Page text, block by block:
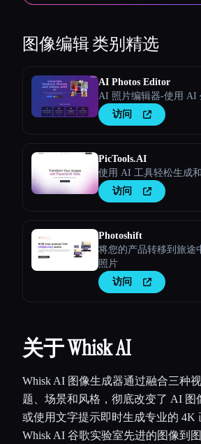
图像编辑类别精选
AI Photos Editor
AI 照片编辑器-使用 AI
访问
PicTools.AI
使用 AI 工具轻松生成
访问
Photoshift
将您的产品转移到旅途
照片
访问
关于 Whisk AI
Whisk AI 图像生成器通过融合三
题、场景和风格，彻底改变了 AI 图
或使用文字提示即时生成专业的 4K
Whisk AI 谷歌实验室先进的图像到